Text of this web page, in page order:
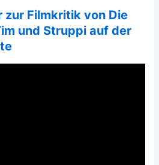
zur Filmkritik von Die
und Struppi auf der